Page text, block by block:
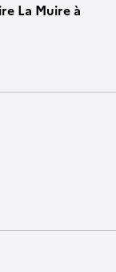
La Muire à